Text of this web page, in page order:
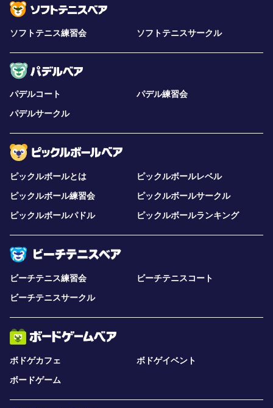
ソフトテニス練習会 ソフトテニスサークル
パデルコート
パデル練習会
パデルサークル
ピックルボールとは
ピックルボールレベル
ピックルボール練習会
ピックルボールサークル
ピックルボールパドル
ピックルボールランキング
ビーチテニス練習会
ビーチテニスコート
ビーチテニスサークル
ボドゲカフェ
ボドゲイベント
ボードゲーム